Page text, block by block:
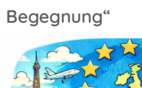
Begegnung“